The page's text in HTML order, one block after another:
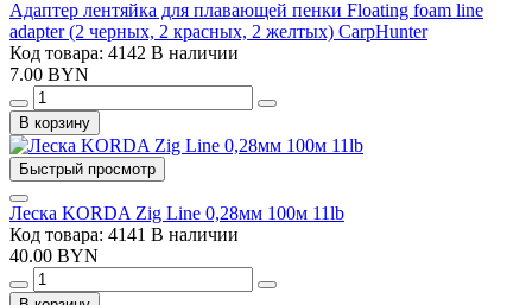
Адаптер лентяйка для плавающей пенки Floating foam line
adapter (2 черных, 2 красных, 2 желтых) CarpHunter
Код товара: 4142 В наличии
7.00 BYN
В корзину
Быстрый просмотр
Леска KORDA Zig Line 0,28мм 100м 11lb
Код товара: 4141 В наличии
40.00 BYN